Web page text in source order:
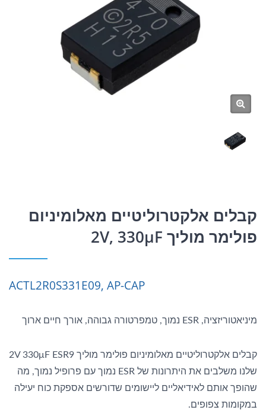
קבלים אלקטרוליטיים מאלומיניום
פולימר מוליך 2V, 330μF
ACTL2R0S331E09, AP-CAP
מיניאטוריזציה, ESR נמוך, טמפרטורה גבוהה, אורך חיים ארוך
קבלים אלקטרוליטיים מאלומיניום פולימר מוליך 2V 330μF ESR9
שלנו משלבים את היתרונות של ESR נמוך עם פרופיל נמוך, מה
שהופך אותם לאידיאליים ליישומים שדורשים אספקת כוח יעילה
במקומות צפופים.